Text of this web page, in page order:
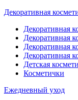
Декоративная
Декоративная
Декоративная
Декоративная
Декоративная
Детская
Косметички
Ежедневный уход